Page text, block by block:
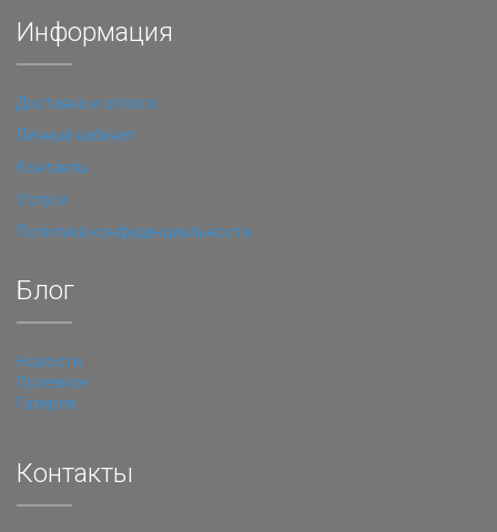
Информация
Доставка и оплата
Личный кабинет
Контакты
Услуги
Политика конфиденциальности
Блог
Новости
Полезное
Галерея
Контакты